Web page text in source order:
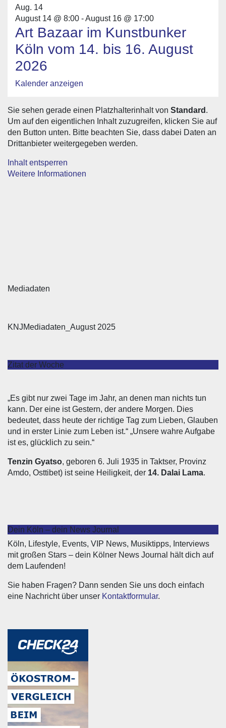
Aug. 14
August 14 @ 8:00 -August 16 @ 17:00
Art Bazaar im Kunstbunker
Köln vom 14. bis 16. August
2026
Kalender anzeigen
Sie sehen gerade einen Platzhalterinhalt von Standard .
Um auf den eigentlichen Inhalt zuzugreifen, klicken Sie auf
den Button unten. Bitte beachten Sie, dass dabei Daten an
Drittanbieter weitergegeben werden.
Inhalt entsperren
Weitere Informationen
Mediadaten
KNJMediadaten_August 2025
Zitat der Woche
„Es gibt nur zwei Tage im Jahr, an denen man nichts tun
kann. Der eine ist Gestern, der andere Morgen. Dies
bedeutet, dass heute der richtige Tag zum Lieben, Glauben
und in erster Linie zum Leben ist.“ „Unsere wahre Aufgabe
ist es, glücklich zu sein.“
Tenzin Gyatso, geboren 6. Juli 1935 in Taktser, Provinz
Amdo, Osttibet) ist seine Heiligkeit, der 14. Dalai Lama.
Dein Köln – dein News Journal
Köln, Lifestyle, Events, VIP News, Musiktipps, Interviews
mit großen Stars – dein Kölner News Journal hält dich auf
dem Laufenden!
Sie haben Fragen? Dann senden Sie uns doch einfach
eine Nachricht über unser Kontaktformular.